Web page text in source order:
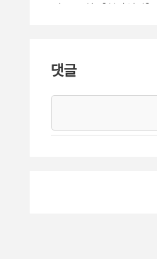
엄중 조치” [현장영상]
댓글